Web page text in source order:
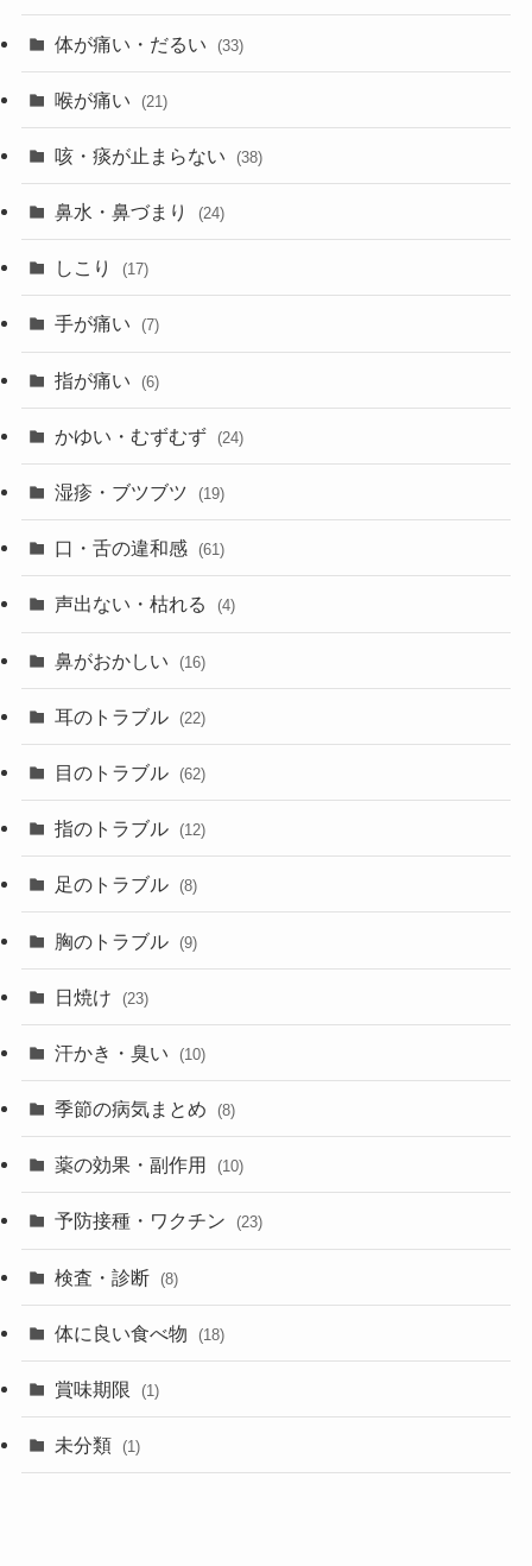
体が痛い・だるい (33)
喉が痛い (21)
咳・痰が止まらない (38)
鼻水・鼻づまり (24)
しこり (17)
手が痛い (7)
指が痛い (6)
かゆい・むずむず (24)
湿疹・ブツブツ (19)
口・舌の違和感 (61)
声出ない・枯れる (4)
鼻がおかしい (16)
耳のトラブル (22)
目のトラブル (62)
指のトラブル (12)
足のトラブル (8)
胸のトラブル (9)
日焼け (23)
汗かき・臭い (10)
季節の病気まとめ (8)
薬の効果・副作用 (10)
予防接種・ワクチン (23)
検査・診断 (8)
体に良い食べ物 (18)
賞味期限 (1)
未分類 (1)